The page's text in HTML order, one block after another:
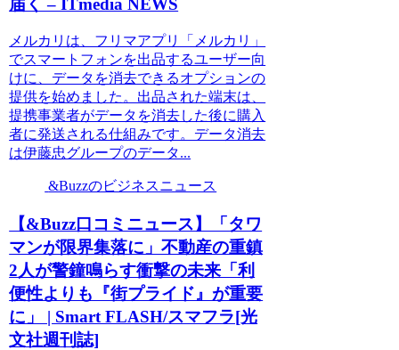
メルカリは、フリマアプリ「メルカリ」
でスマートフォンを出品するユーザー向
けに、データを消去できるオプションの
提供を始めました。出品された端末は、
提携事業者がデータを消去した後に購入
者に発送される仕組みです。データ消去
は伊藤忠グループのデータ...
&Buzzのビジネスニュース
【&Buzz口コミニュース】「タワ
マンが限界集落に」不動産の重鎮
2人が警鐘鳴らす衝撃の未来「利
便性よりも『街プライド』が重要
に」 | Smart FLASH/スマフラ[光
文社週刊誌]